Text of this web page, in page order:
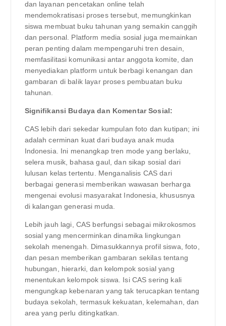
dan layanan pencetakan online telah
mendemokratisasi proses tersebut, memungkinkan
siswa membuat buku tahunan yang semakin canggih
dan personal. Platform media sosial juga memainkan
peran penting dalam mempengaruhi tren desain,
memfasilitasi komunikasi antar anggota komite, dan
menyediakan platform untuk berbagi kenangan dan
gambaran di balik layar proses pembuatan buku
tahunan.
Signifikansi Budaya dan Komentar Sosial:
CAS lebih dari sekedar kumpulan foto dan kutipan; ini
adalah cerminan kuat dari budaya anak muda
Indonesia. Ini menangkap tren mode yang berlaku,
selera musik, bahasa gaul, dan sikap sosial dari
lulusan kelas tertentu. Menganalisis CAS dari
berbagai generasi memberikan wawasan berharga
mengenai evolusi masyarakat Indonesia, khususnya
di kalangan generasi muda.
Lebih jauh lagi, CAS berfungsi sebagai mikrokosmos
sosial yang mencerminkan dinamika lingkungan
sekolah menengah. Dimasukkannya profil siswa, foto,
dan pesan memberikan gambaran sekilas tentang
hubungan, hierarki, dan kelompok sosial yang
menentukan kelompok siswa. Isi CAS sering kali
mengungkap kebenaran yang tak terucapkan tentang
budaya sekolah, termasuk kekuatan, kelemahan, dan
area yang perlu ditingkatkan.